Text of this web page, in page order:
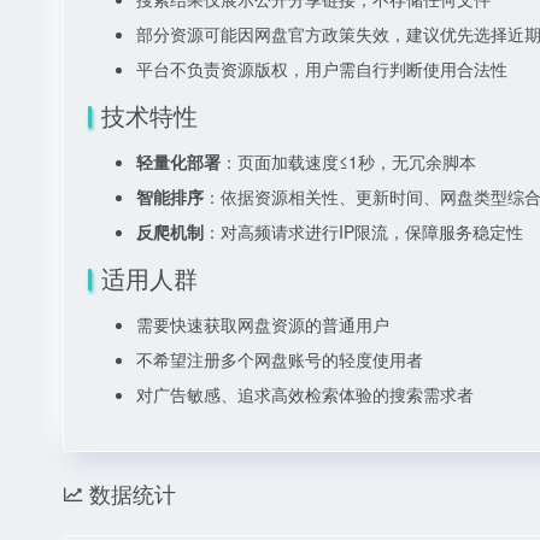
部分资源可能因网盘官方政策失效，建议优先选择近
平台不负责资源版权，用户需自行判断使用合法性
技术特性
轻量化部署 ：页面加载速度≤1秒，无冗余脚本
智能排序 ：依据资源相关性、更新时间、网盘类型综
反爬机制 ：对高频请求进行IP限流，保障服务稳定性
适用人群
需要快速获取网盘资源的普通用户
不希望注册多个网盘账号的轻度使用者
对广告敏感、追求高效检索体验的搜索需求者
数据统计